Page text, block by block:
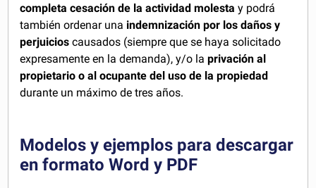
completa cesación de la actividad molesta y podrá
también ordenar una indemnización por los daños y
perjuicios causados (siempre que se haya solicitado
expresamente en la demanda), y/o laprivación al
propietario o al ocupante del uso de la propiedad
durante un máximo de tres años.
Modelos y ejemplos para descargar
en formato Word y PDF